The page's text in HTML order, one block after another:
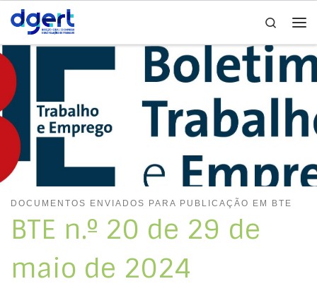
Skip to content
Search
DOCUMENTOS ENVIADOS PARA PUBLICAÇÃO EM BTE
BTE n.º 20 de 29 de
maio de 2024